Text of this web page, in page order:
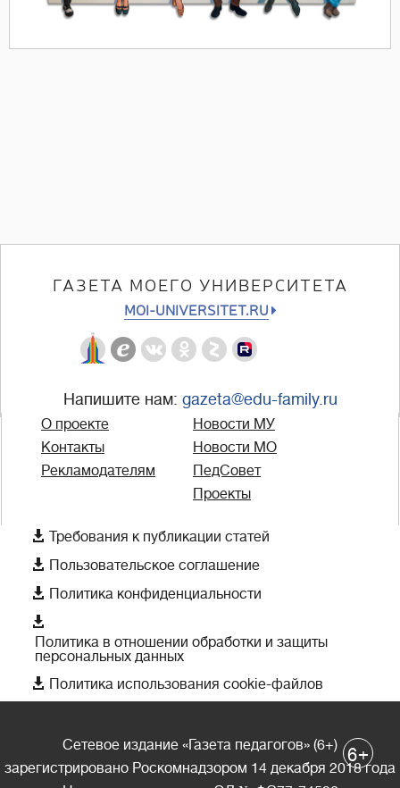
ГАЗЕТА МОЕГО УНИВЕРСИТЕТА
MOI-UNIVERSITET.RU
Напишите нам: gazeta@edu-family.ru
О проекте
Контакты
Рекламодателям
Новости МУ
Новости МО
ПедСовет
Проекты
 Требования к публикации статей
 Пользовательское соглашение
 Политика конфиденциальности

Политика в отношении обработки и защиты
персональных данных
 Политика использования cookie-файлов
Сетевое издание «Газета педагогов» (6+)
зарегистрировано Роскомнадзором 14 декабря 2018 года
6+